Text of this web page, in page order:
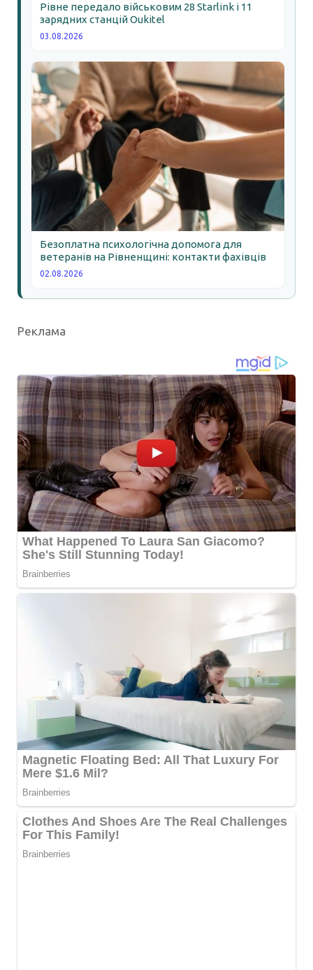
Рівне передало військовим 28 Starlink і 11
зарядних станцій Oukitel
03.08.2026
Безоплатна психологічна допомога для
ветеранів на Рівненщині: контакти фахівців
02.08.2026
Реклама